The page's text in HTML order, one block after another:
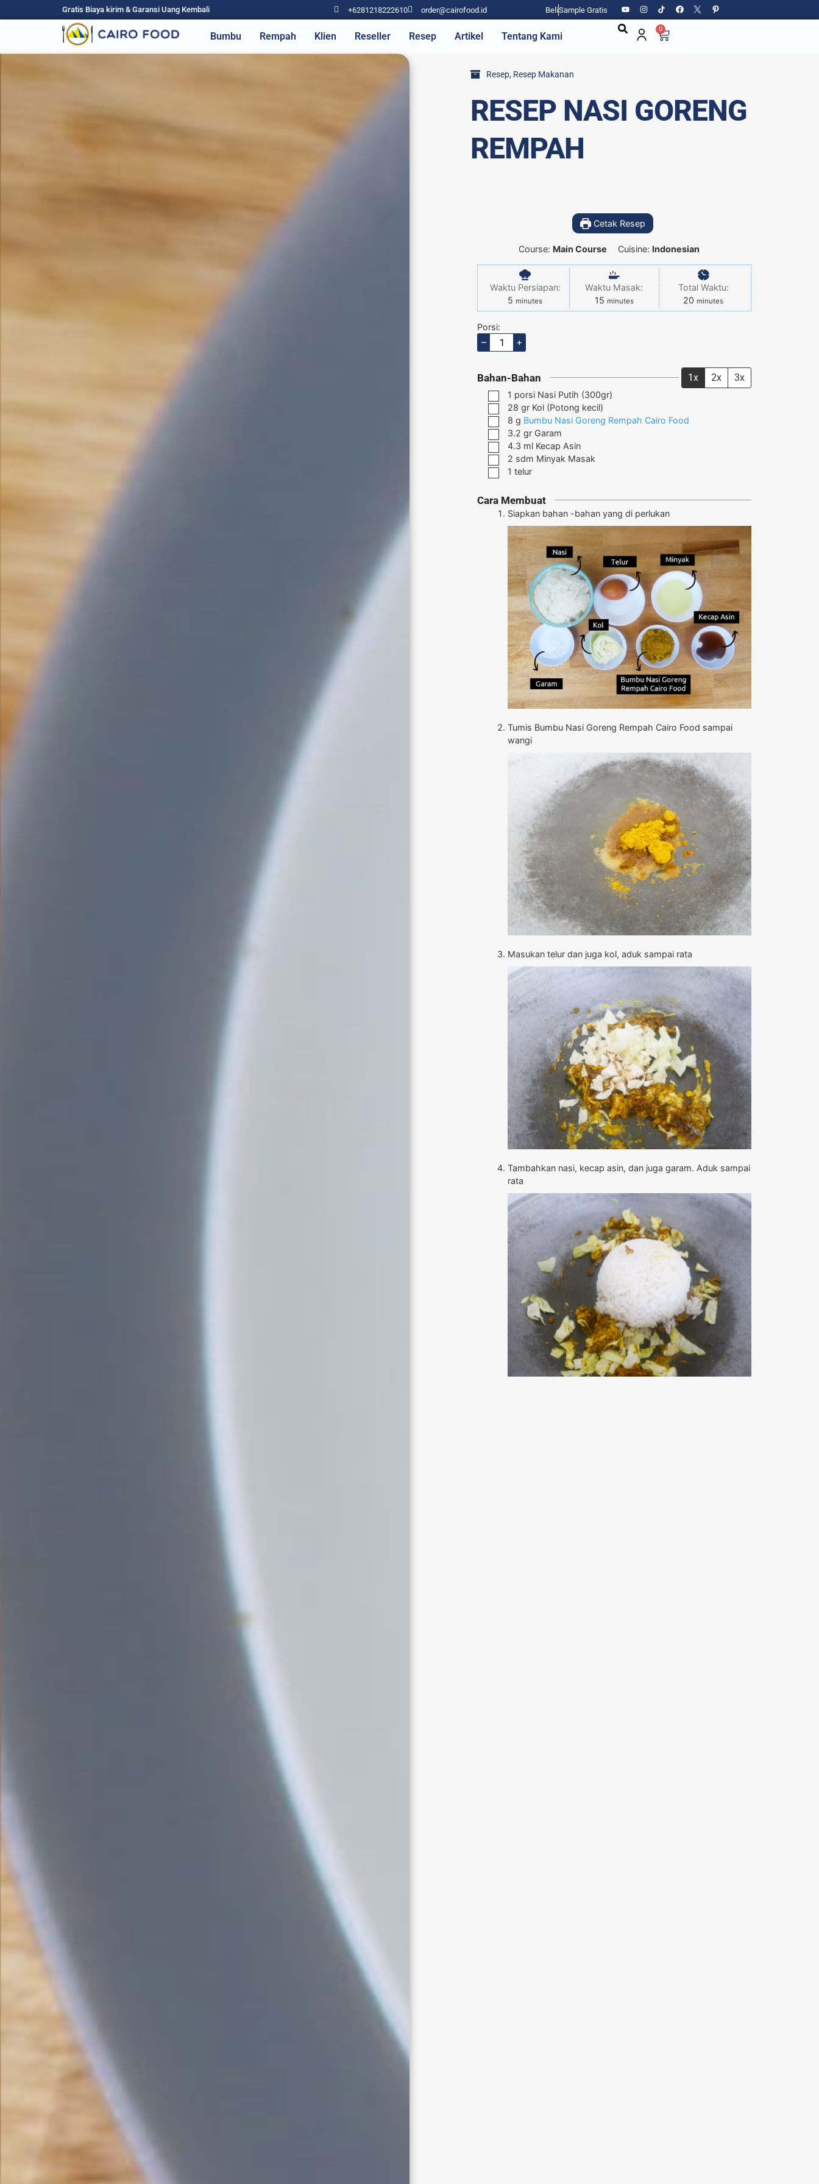
Gratis Biaya kirim & Garansi Uang Kembali +6281218222610 order@cairofood.id BeliSample Gratis
Bumbu Rempah Klien Reseller Resep Artikel Tentang Kami
0
Resep, Resep Makanan
RESEP NASI GORENG
REMPAH
Cetak Resep
Course: Main Course Cuisine: Indonesian
Waktu Persiapan:
5 minutes
Waktu Masak:
15 minutes
Total Waktu:
20 minutes
Porsi:
– +
Bahan-Bahan 1x 2x 3x
1 porsi Nasi Putih (300gr)
28 gr Kol (Potong kecil)
8 g Bumbu Nasi Goreng Rempah Cairo Food
3.2 gr Garam
4.3 ml Kecap Asin
2 sdm Minyak Masak
1 telur
Cara Membuat
Siapkan bahan -bahan yang di perlukan
Tumis Bumbu Nasi Goreng Rempah Cairo Food sampai
wangi
Masukan telur dan juga kol, aduk sampai rata
Tambahkan nasi, kecap asin, dan juga garam. Aduk sampai
rata